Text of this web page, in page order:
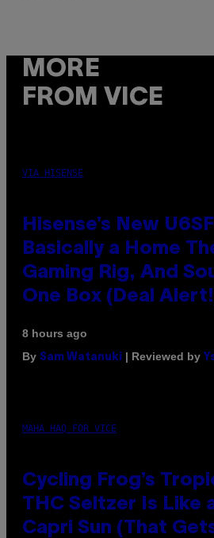
MORE
FROM VICE
VIA HISENSE
Hisense’s New
Basically a Home
Gaming Rig, And
One Box (Deal
8 hours ago
By Sam Watanuki | Reviewed by
MAHA HAQ FOR VICE
Cycling Frog’s
THC Seltzer Is Like
Capri Sun (That